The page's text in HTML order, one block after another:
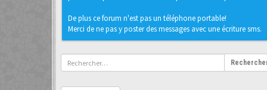
De plus ce forum n'est pas un téléphone portable!
Merci de ne pas y poster des messages avec une écriture sms.